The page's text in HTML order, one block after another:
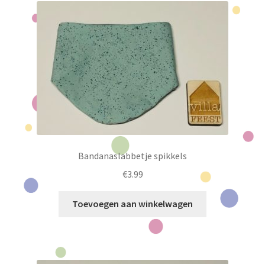
Bandanaslabbetje spikkels
€3.99
Toevoegen aan winkelwagen